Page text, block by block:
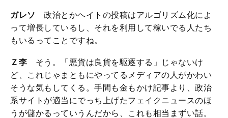
ガレソ 政治とかヘイトの投稿はアルゴリズム化によ
って増長しているし、それを利用して稼いでる人たち
もいるってことですね。
Ｚ李 そう。「悪貨は良貨を駆逐する」じゃないけ
ど、これじゃまともにやってるメディアの人がかわい
そうな気もしてくる。手間も金もかけ記事より、政治
系サイトが適当にでっち上げたフェイクニュースのほ
うが儲かるっていうんだから、これも相当まずい話。